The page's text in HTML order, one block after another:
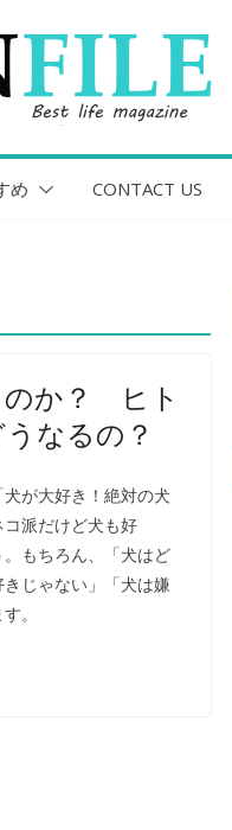
め CONTACT US
のか？ ヒト
なるの？
が大好き！絶対の犬
派だけど犬も好
もちろん、「犬はど
じゃない」「犬は嫌
。